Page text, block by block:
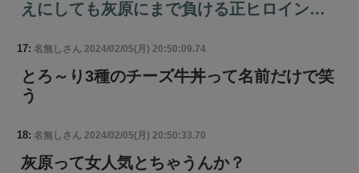
えにしても灰原にまで負ける正ヒロイン…
17: 名無しさん 2024/02/05(月) 20:50:09.74
とろ～り3種のチーズ牛丼って名前だけで笑
う
18: 名無しさん 2024/02/05(月) 20:50:33.70
灰原って女人気とちゃうんか？